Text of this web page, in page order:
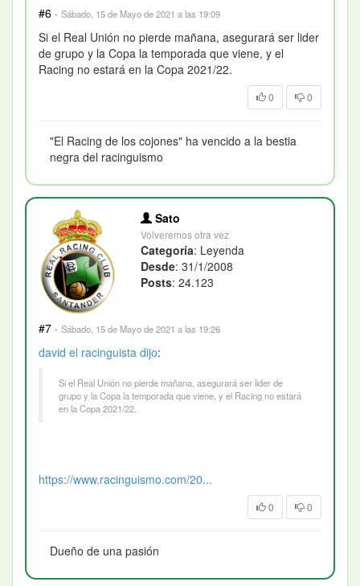
#6 · Sábado, 15 de Mayo de 2021 a las 19:09
Si el Real Unión no pierde mañana, asegurará ser lider
de grupo y la Copa la temporada que viene, y el
Racing no estará en la Copa 2021/22.
0 0
"El Racing de los cojones" ha vencido a la bestia
negra del racinguismo
Sato
Volveremos otra vez
Categoría: Leyenda
Desde: 31/1/2008
Posts: 24.123
#7 · Sábado, 15 de Mayo de 2021 a las 19:26
david el racinguista dijo:
Si el Real Unión no pierde mañana, asegurará ser lider de
grupo y la Copa la temporada que viene, y el Racing no estará
en la Copa 2021/22.
https://www.racinguismo.com/20...
0 0
Dueño de una pasión